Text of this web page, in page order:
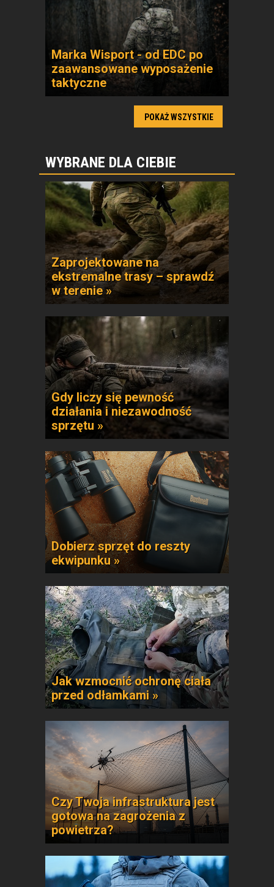
Marka Wisport - od EDC po
zaawansowane wyposażenie
taktyczne
POKAŻ WSZYSTKIE
WYBRANE DLA CIEBIE
Zaprojektowane na
ekstremalne trasy – sprawdź
w terenie »
Gdy liczy się pewność
działania i niezawodność
sprzętu »
Dobierz sprzęt do reszty
ekwipunku »
Jak wzmocnić ochronę ciała
przed odłamkami »
Czy Twoja infrastruktura jest
gotowa na zagrożenia z
powietrza?